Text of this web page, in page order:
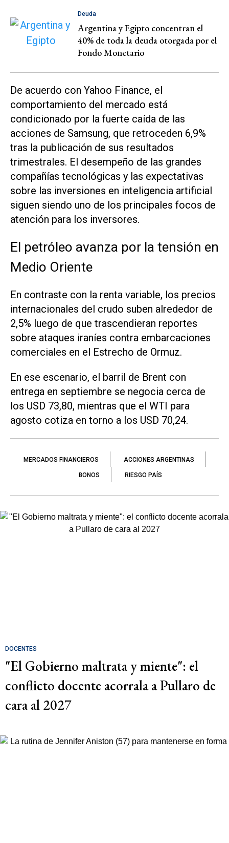
Deuda
Argentina y Egipto concentran el
40% de toda la deuda otorgada por el
Fondo Monetario
De acuerdo con Yahoo Finance, el
comportamiento del mercado está
condicionado por la fuerte caída de las
acciones de Samsung, que retroceden 6,9%
tras la publicación de sus resultados
trimestrales. El desempeño de las grandes
compañías tecnológicas y las expectativas
sobre las inversiones en inteligencia artificial
siguen siendo uno de los principales focos de
atención para los inversores.
El petróleo avanza por la tensión en
Medio Oriente
En contraste con la renta variable, los precios
internacionales del crudo suben alrededor de
2,5% luego de que trascendieran reportes
sobre ataques iraníes contra embarcaciones
comerciales en el Estrecho de Ormuz.
En ese escenario, el barril de Brent con
entrega en septiembre se negocia cerca de
los USD 73,80, mientras que el WTI para
agosto cotiza en torno a los USD 70,24.
MERCADOS FINANCIEROS ACCIONES ARGENTINAS
BONOS RIESGO PAÍS
DOCENTES
"El Gobierno maltrata y miente": el
conflicto docente acorrala a Pullaro de
cara al 2027